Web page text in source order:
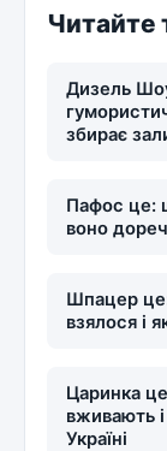
Читайте
Дизель Шоу
збирає
Пафос це:
воно
Шпацер
взялося і
Царинка
вживають
Україні